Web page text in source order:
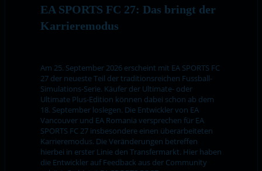
EA SPORTS FC 27: Das bringt der
Karrieremodus
Am 25. September 2026 erscheint mit EA SPORTS FC
27 der neueste Teil der traditionsreichen Fussball-
Simulations-Serie. Käufer der Ultimate- oder
Ultimate Plus-Edition können dabei schon ab dem
18. September loslegen. Die Entwickler von EA
Vancouver und EA Romania versprechen für EA
SPORTS FC 27 insbesondere einen überarbeiteten
Karrieremodus. Die Veränderungen betreffen
hierbei in erster Linie den Transfermarkt. Hier haben
die Entwickler auf Feedback aus der Community